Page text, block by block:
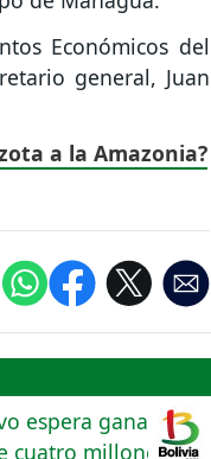
Económicos del
general, Juan
a la Amazonia?